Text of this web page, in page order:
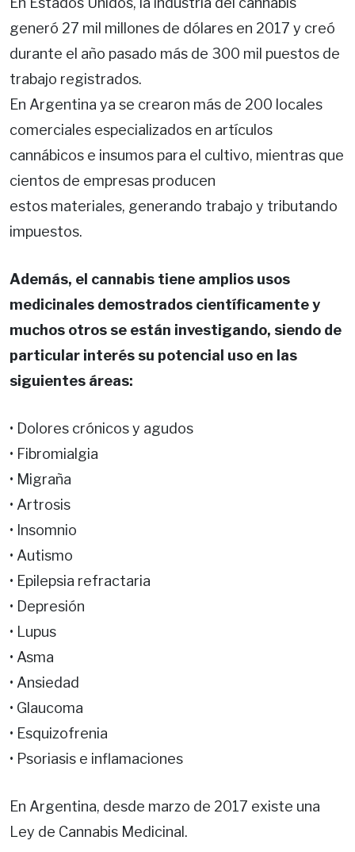
generó 27 mil millones de dólares en 2017 y creó
durante el año pasado más de 300 mil puestos de
trabajo registrados.
En Argentina ya se crearon más de 200 locales
comerciales especializados en artículos
cannábicos e insumos para el cultivo, mientras que
cientos de empresas producen
estos materiales, generando trabajo y tributando
impuestos.
Además, el cannabis tiene amplios usos
medicinales demostrados científicamente y
muchos otros se están investigando, siendo de
particular interés su potencial uso en las
siguientes áreas:
• Dolores crónicos y agudos
• Fibromialgia
• Migraña
• Artrosis
• Insomnio
• Autismo
• Epilepsia refractaria
• Depresión
• Lupus
• Asma
• Ansiedad
• Glaucoma
• Esquizofrenia
• Psoriasis e inflamaciones
En Argentina, desde marzo de 2017 existe una
Ley de Cannabis Medicinal.